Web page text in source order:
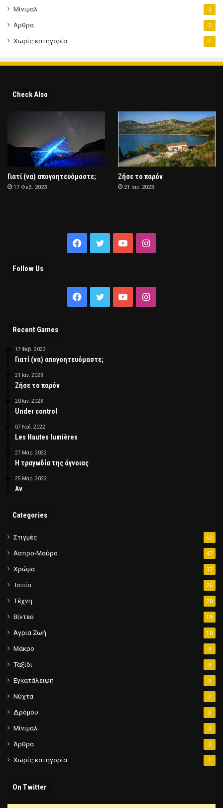
Μίνιμαλ 3
Άρθρα 2
Χωρίς κατηγορία 1
Check Also
Γιατί (να) απογοητευόμαστε;
17 Φεβ. 2023
Ζήσε το παρόν
21 Ιαν. 2023
Facebook
Twitter YouTubeInstagram
Follow Us
Facebook
Twitter YouTubeInstagram
Recent Games
17 Φεβ. 2023
Γιατί (να) απογοητευόμαστε;
21 Ιαν. 2023
Ζήσε το παρόν
20 Ιαν. 2023
Under control
07 Νοέ. 2022
Les Hautes lumières
27 Μαρ. 2022
Η τραγωδία της άγνοιας
25 Μαρ. 2022
Αν
Categories
Στιγμές 62
Άσπρο-Μαύρο 47
Χρώμα 37
Τοπίο 26
Τέχνη 20
Βίντεο 19
Άγρια Ζωή 10
Μάκρο 9
Ταξίδι 9
Εγκατάλειψη 9
Νύχτα 7
Δρόμου 5
Μίνιμαλ 3
Άρθρα 2
Χωρίς κατηγορία 1
On Twitter